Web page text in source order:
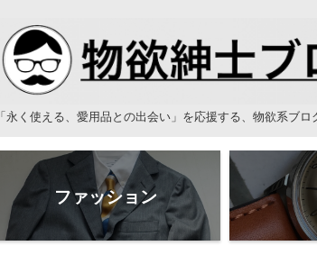
「永く使える、愛用品との出会い」を応援する、物欲系ブロ
ファッション